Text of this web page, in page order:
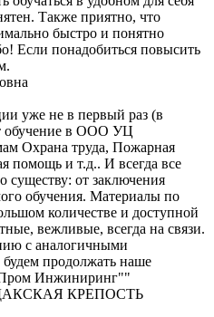
Также приятно, что
быстро и понятно
Если понадобиться повысить
уже не в первый раз (в
обучение в ООО УЦ
Охрана труда, Пожарная
помощь и т.д.. И всегда все
существу: от заключения
обучения. Материалы по
количестве и доступной
вежливые, всегда на связи.
с аналогичными
продолжать наше
Инжиниринг""
КРЕПОСТЬ